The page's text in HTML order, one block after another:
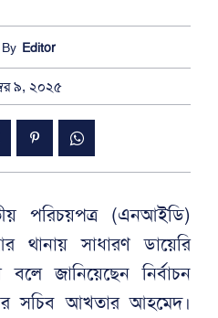
By Editor
৯, ২০২৫
পরিচয়পত্র (এনআইডি)
থানায় সাধারণ ডায়েরি
জানিয়েছেন নির্বাচন
সচিব আখতার আহমেদ।